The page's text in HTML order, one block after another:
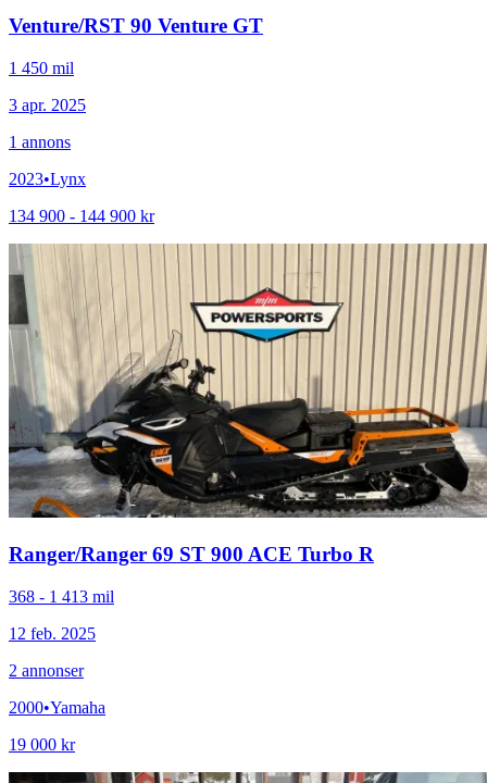
Venture/RST 90 Venture GT
1 450 mil
3 apr. 2025
1 annons
2023•Lynx
134 900 - 144 900 kr
Ranger/Ranger 69 ST 900 ACE Turbo R
368 - 1 413 mil
12 feb. 2025
2 annonser
2000•Yamaha
19 000 kr